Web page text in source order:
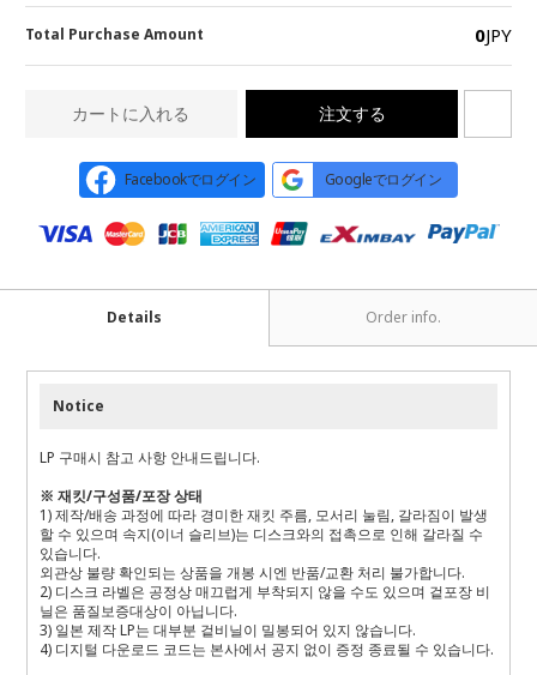
Total Purchase Amount 0JPY
カートに入れる 注文する
Facebookでログイン Googleでログイン
Details Order info.
Notice
LP 구매시 참고 사항 안내드립니다.
※ 재킷/구성품/포장 상태
1) 제작/배송 과정에 따라 경미한 재킷 주름, 모서리 눌림, 갈라짐이 발생
할 수 있으며 속지(이너 슬리브)는 디스크와의 접촉으로 인해 갈라질 수
있습니다.
외관상 불량 확인되는 상품을 개봉 시엔 반품/교환 처리 불가합니다.
2) 디스크 라벨은 공정상 매끄럽게 부착되지 않을 수도 있으며 겉포장 비
닐은 품질보증대상이 아닙니다.
3) 일본 제작 LP는 대부분 겉비닐이 밀봉되어 있지 않습니다.
4) 디지털 다운로드 코드는 본사에서 공지 없이 증정 종료될 수 있습니다.